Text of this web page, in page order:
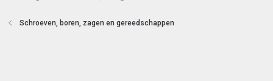
Schroeven, boren, zagen en gereedschappen